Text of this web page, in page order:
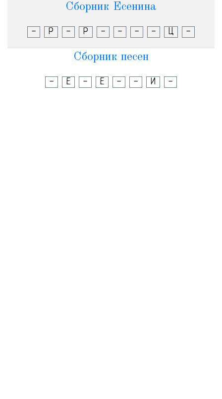
Сборник Есенина
- Р - Р - - - - Ц -
Сборник песен
- Е - Е - - И -